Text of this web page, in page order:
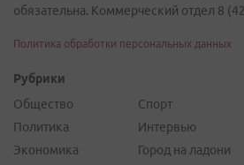
обязательна. Коммерческий отдел 8
Политика обработки персональных данных
Рубрики
Общество
Политика
Экономика
Спорт
Интервью
Город на ладони